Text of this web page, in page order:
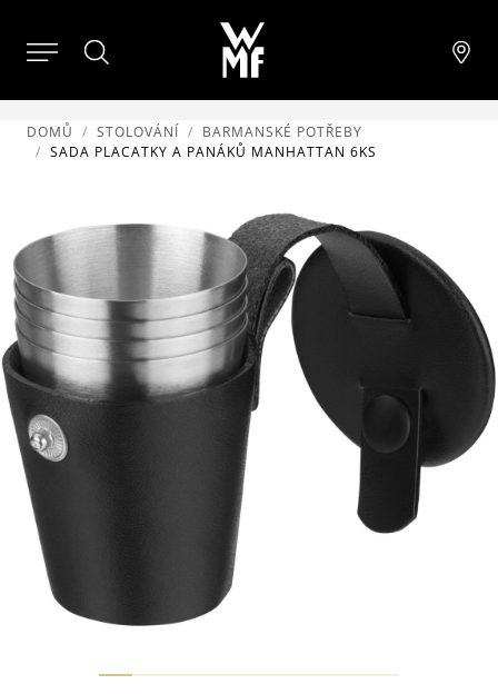
DOMŮ STOLOVÁNÍ
BARMANSKÉ POTŘEBY
SADA PLACATKY A PANÁKŮ MANHATTAN 6KS